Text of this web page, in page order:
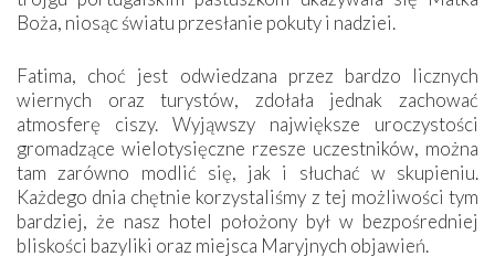
Boża, niosąc światu przesłanie pokuty i nadziei.
Fatima, choć jest odwiedzana przez bardzo licznych
wiernych oraz turystów, zdołała jednak zachować
atmosferę ciszy. Wyjąwszy największe uroczystości
gromadzące wielotysięczne rzesze uczestników, można
tam zarówno modlić się, jak i słuchać w skupieniu.
Każdego dnia chętnie korzystaliśmy z tej możliwości tym
bardziej, że nasz hotel położony był w bezpośredniej
bliskości bazyliki oraz miejsca Maryjnych objawień.